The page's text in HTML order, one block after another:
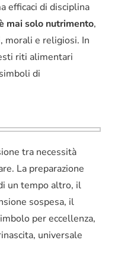
efficaci di disciplina
mai solo nutrimento,
morali e religiosi. In
riti alimentari
di
tra necessità
La preparazione
un tempo altro, il
sospesa, il
per eccellenza,
universale